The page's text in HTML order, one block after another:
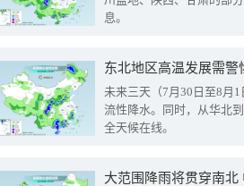
息。
东北地区高温发展需
未来三天（7月30日至8月
流性降水。同时，从华北
全天候在线。
大范围降雨将贯穿南